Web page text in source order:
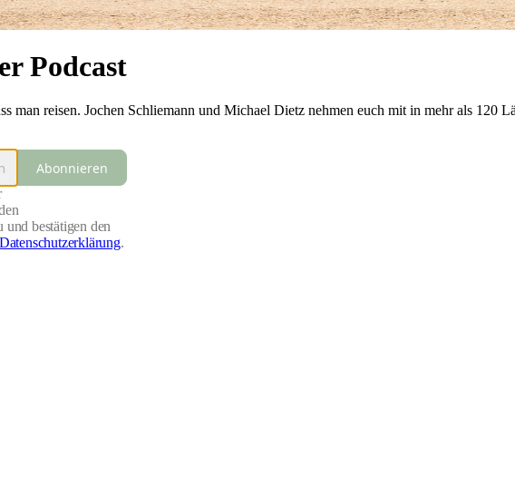
Podcast
man reisen. Jochen Schliemann und Michael Dietz nehmen euch mit in mehr als 120
Abonnieren
und bestätigen den
Datenschutzerklärung.